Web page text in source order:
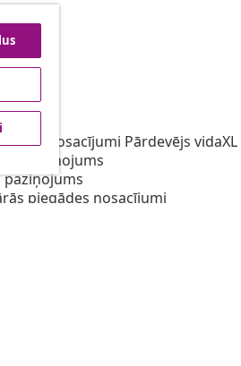
un nosacījumi Pārdevējs vidaXL
paziņojums
paziņojums
piegādes nosacījumi